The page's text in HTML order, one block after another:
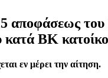
αποφάσεως
ΒΚ
εν μέρει την αίτηση.